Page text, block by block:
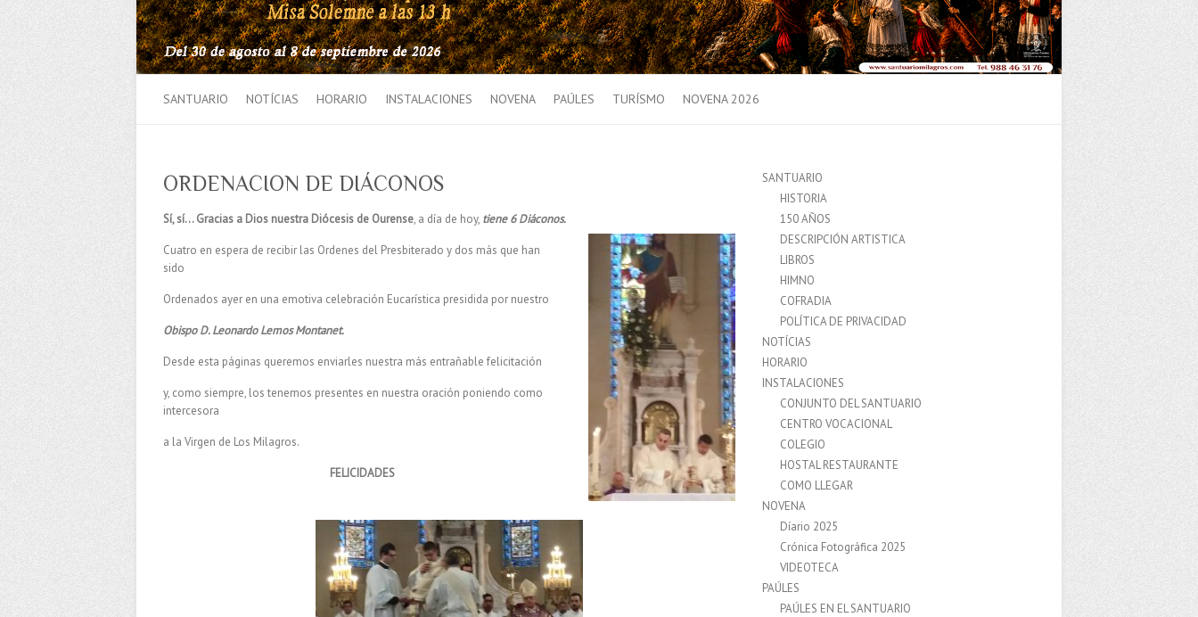
SANTUARIO NOTÍCIAS HORARIO INSTALACIONES NOVENA PAÚLES TURÍSMO NOVENA 2026
ORDENACION DE DIÁCONOS
Sí, sí… Gracias a Dios nuestra Diócesis de Ourense, a día de hoy, tiene 6 Diáconos.
Cuatro en espera de recibir las Ordenes del Presbiterado y dos más que han
sido
Ordenados ayer en una emotiva celebración Eucarística presidida por nuestro
Obispo D. Leonardo Lemos Montanet.
Desde esta páginas queremos enviarles nuestra más entrañable felicitación
y, como siempre, los tenemos presentes en nuestra oración poniendo como
intercesora
a la Virgen de Los Milagros.
FELICIDADES
SANTUARIO
HISTORIA
150 AÑOS
DESCRIPCIÓN ARTISTICA
LIBROS
HIMNO
COFRADIA
POLÍTICA DE PRIVACIDAD
NOTÍCIAS
HORARIO
INSTALACIONES
CONJUNTO DEL SANTUARIO
CENTRO VOCACIONAL
COLEGIO
HOSTAL RESTAURANTE
COMO LLEGAR
NOVENA
Díario 2025
Crónica Fotográfica 2025
VIDEOTECA
PAÚLES
PAÚLES EN EL SANTUARIO